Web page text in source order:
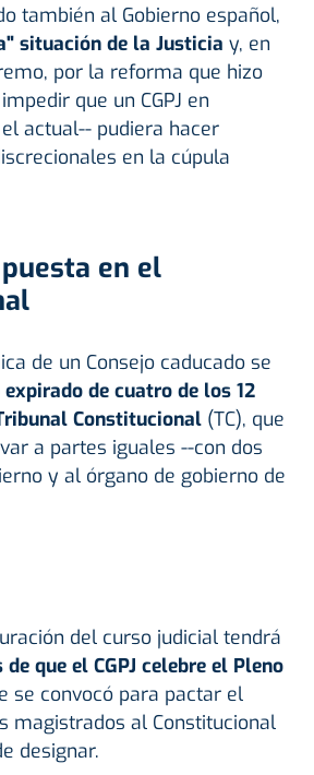
también al Gobierno español,
situación de la Justicia y, en
por la reforma que hizo
que un CGPJ en
actual-- pudiera hacer
en la cúpula
en el
de un Consejo caducado se
de cuatro de los 12
Constitucional (TC), que
a partes iguales --con dos
y al órgano de gobierno de
del curso judicial tendrá
que el CGPJ celebre el Pleno
se convocó para pactar el
magistrados al Constitucional
designar.